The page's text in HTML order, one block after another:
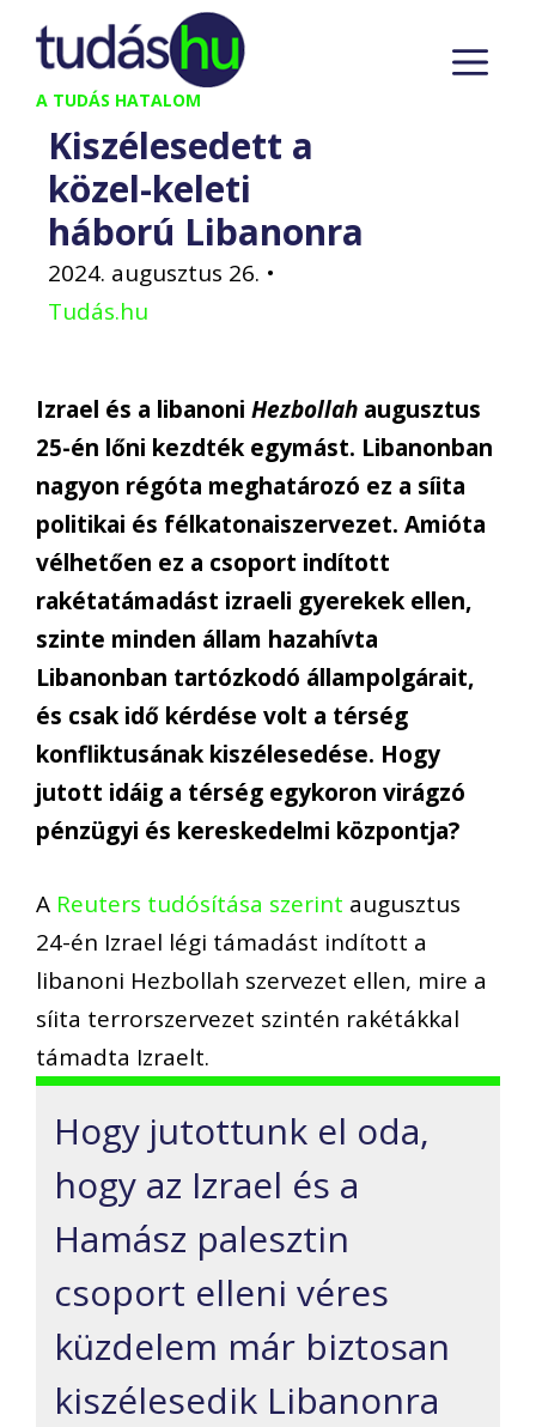
Kilépés
tartalomba
A TUDÁS HATALOM
Kiszélesedett a
közel-keleti
háború Libanonra
2024. augusztus 26. •
Tudás.hu
Izrael és a libanoni Hezbollah augusztus
25-én lőni kezdték egymást. Libanonban
nagyon régóta meghatározó ez a síita
politikai és félkatonaiszervezet. Amióta
vélhetően ez a csoport indított
rakétatámadást izraeli gyerekek ellen,
szinte minden állam hazahívta
Libanonban tartózkodó állampolgárait,
és csak idő kérdése volt a térség
konfliktusának kiszélesedése. Hogy
jutott idáig a térség egykoron virágzó
pénzügyi és kereskedelmi központja?
A Reuters tudósítása szerint augusztus
24-én Izrael légi támadást indított a
libanoni Hezbollah szervezet ellen, mire a
síita terrorszervezet szintén rakétákkal
támadta Izraelt.
Hogy jutottunk el oda,
hogy az Izrael és a
Hamász palesztin
csoport elleni véres
küzdelem már biztosan
kiszélesedik Libanonra